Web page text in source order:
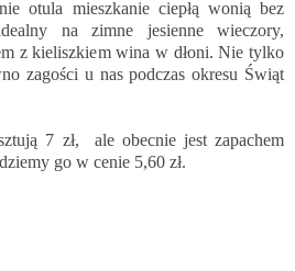
otula mieszkanie ciepłą wonią bez
na zimne jesienne wieczory,
z kieliszkiem wina w dłoni. Nie tylko
zagości u nas podczas okresu Świąt
7 zł, ale obecnie jest zapachem
go w cenie 5,60 zł.